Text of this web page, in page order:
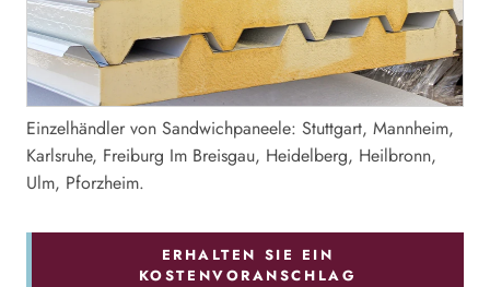
Einzelhändler von Sandwichpaneele: Stuttgart, Mannheim,
Karlsruhe, Freiburg Im Breisgau, Heidelberg, Heilbronn,
Ulm, Pforzheim.
ERHALTEN SIE EIN
KOSTENVORANSCHLAG